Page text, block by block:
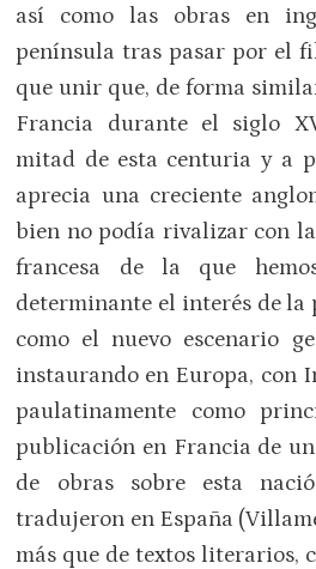
así como las obras en
península tras pasar por el
que unir que, de forma
Francia durante el siglo
mitad de esta centuria y a
aprecia una creciente
bien no podía rivalizar con
francesa de la que
determinante el interés de la
como el nuevo escenario
instaurando en Europa, con
paulatinamente como
publicación en Francia de
de obras sobre esta
tradujeron en España
más que de textos literarios,